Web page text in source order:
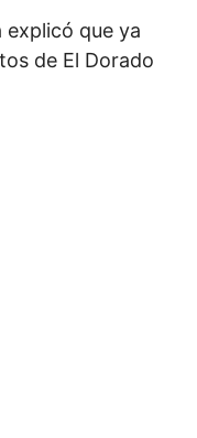
explicó que ya
de El Dorado